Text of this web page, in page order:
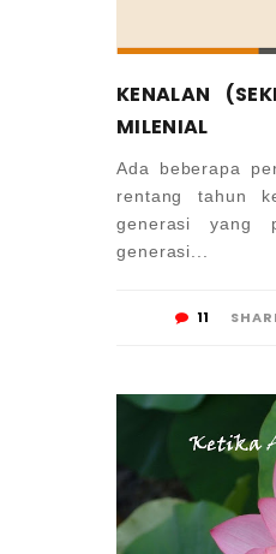
KENALAN
MILENIAL
Ada beberapa
rentang tahun
generasi yang
generasi...
11